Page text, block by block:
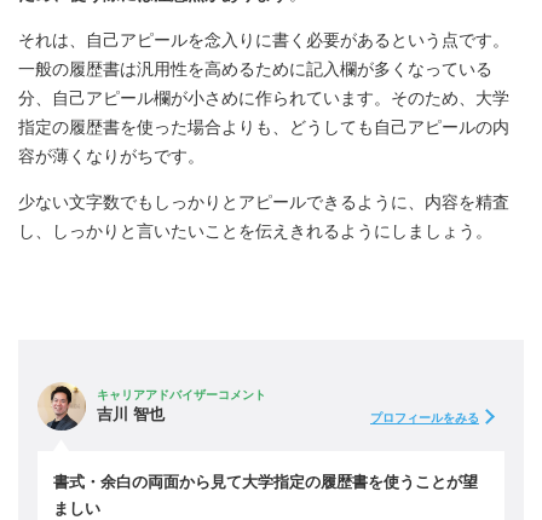
それは、自己アピールを念入りに書く必要があるという点です。
一般の履歴書は汎用性を高めるために記入欄が多くなっている
分、自己アピール欄が小さめに作られています。そのため、大学
指定の履歴書を使った場合よりも、どうしても自己アピールの内
容が薄くなりがちです。
少ない文字数でもしっかりとアピールできるように、内容を精査
し、しっかりと言いたいことを伝えきれるようにしましょう。
キャリアアドバイザーコメント
吉川 智也 プロフィールをみる
書式・余白の両面から見て大学指定の履歴書を使うことが望
ましい